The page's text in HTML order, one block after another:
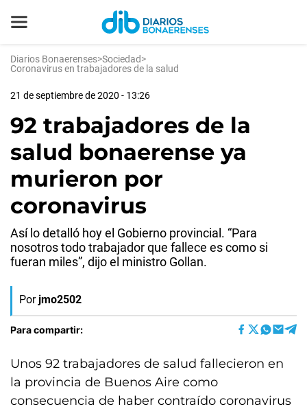
Diarios Bonaerenses>Sociedad>
Coronavirus en trabajadores de la salud
21 de septiembre de 2020 - 13:26
92 trabajadores de la
salud bonaerense ya
murieron por
coronavirus
Así lo detalló hoy el Gobierno provincial. “Para
nosotros todo trabajador que fallece es como si
fueran miles”, dijo el ministro Gollan.
Por jmo2502
Para compartir:
Unos 92 trabajadores de salud fallecieron en
la provincia de Buenos Aire como
consecuencia de haber contraído coronavirus